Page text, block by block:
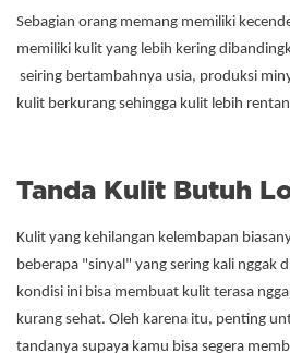
Sebagian orang memang memiliki
memiliki kulit yang lebih kering
seiring bertambahnya usia, produksi
kulit berkurang sehingga kulit lebih
Tanda Kulit Butuh
Kulit yang kehilangan kelembapan
beberapa "sinyal" yang sering kali nggak
kondisi ini bisa membuat kulit terasa
kurang sehat. Oleh karena itu, penting
tandanya supaya kamu bisa segera